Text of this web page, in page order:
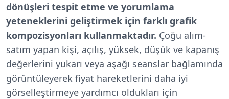
dönüşleri tespit etme ve yorumlama
yeteneklerini geliştirmek için farklı grafik
kompozisyonları kullanmaktadır. Çoğu alım-
satım yapan kişi, açılış, yüksek, düşük ve kapanış
değerlerini yukarı veya aşağı seanslar bağlamında
görüntüleyerek fiyat hareketlerini daha iyi
görselleştirmeye yardımcı oldukları için